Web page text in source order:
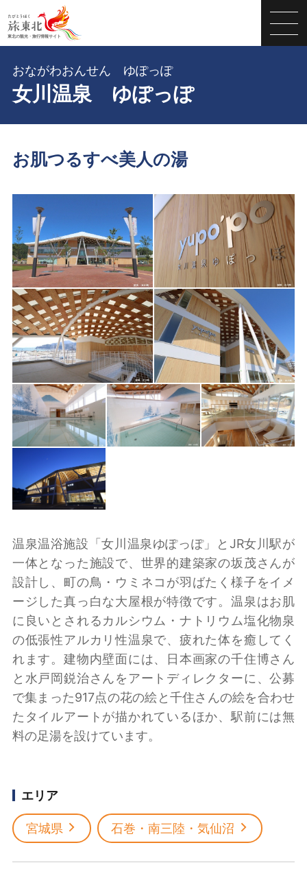
女川温泉 ゆぽっぽ
おながわおんせん ゆぽっぽ
お肌つるすべ美人の湯
温泉温浴施設「女川温泉ゆぽっぽ」とJR女川駅が
一体となった施設で、世界的建築家の坂茂さんが
設計し、町の鳥・ウミネコが羽ばたく様子をイメ
ージした真っ白な大屋根が特徴です。温泉はお肌
に良いとされるカルシウム・ナトリウム塩化物泉
の低張性アルカリ性温泉で、疲れた体を癒してく
れます。建物内壁面には、日本画家の千住博さん
と水戸岡鋭治さんをアートディレクターに、公募
で集まった917点の花の絵と千住さんの絵を合わせ
たタイルアートが描かれているほか、駅前には無
料の足湯を設けています。
エリア
宮城県 石巻・南三陸・気仙沼